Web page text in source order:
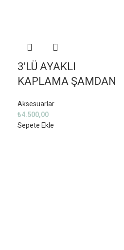
3’LÜ AYAKLI
KAPLAMA ŞAMDAN
Aksesuarlar
₺4.500,00
Sepete Ekle